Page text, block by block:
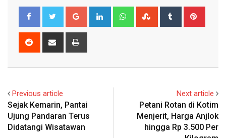
Google+ LinkedIn WhatsappStumbleUpon
Tumblr
Reddit
Share
Previous article
Sejak Kemarin, Pantai
Ujung Pandaran Terus
Didatangi Wisatawan
Next article
Petani Rotan di Kotim
Menjerit, Harga Anjlok
hingga Rp 3.500 Per